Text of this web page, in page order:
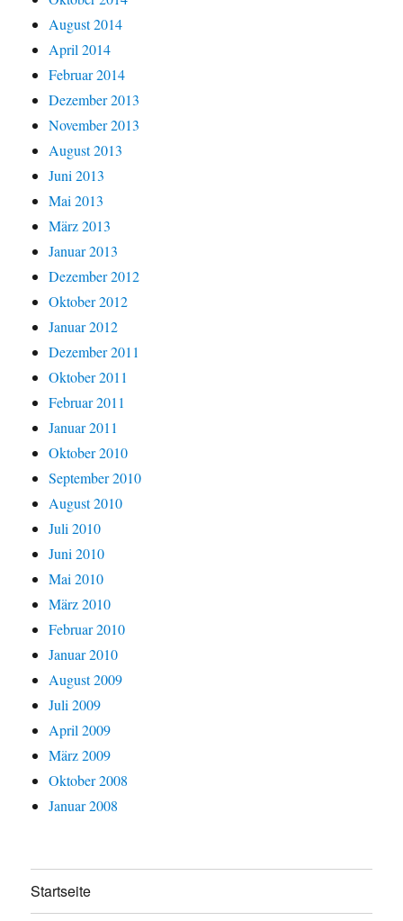
August 2014
April 2014
Februar 2014
Dezember 2013
November 2013
August 2013
Juni 2013
Mai 2013
März 2013
Januar 2013
Dezember 2012
Oktober 2012
Januar 2012
Dezember 2011
Oktober 2011
Februar 2011
Januar 2011
Oktober 2010
September 2010
August 2010
Juli 2010
Juni 2010
Mai 2010
März 2010
Februar 2010
Januar 2010
August 2009
Juli 2009
April 2009
März 2009
Oktober 2008
Januar 2008
Startseite